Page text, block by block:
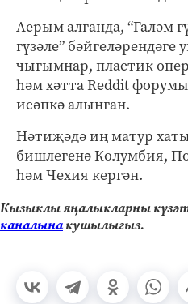
Аерым алганда, “Галәм
гүзәле”
чыгымнар, пластик
һәм хәтта Reddit
исәпкә алынган.
Нәтиҗәдә иң матур
бишлегенә Колумбия,
һәм Чехия кергән.
Кызыклы яңалыкларны
каналынакушылыгыз.